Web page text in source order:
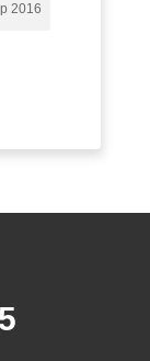
2016